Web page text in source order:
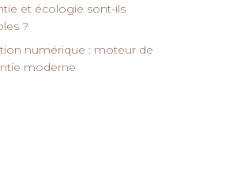
et écologie sont-ils
?
numérique : moteur de
moderne